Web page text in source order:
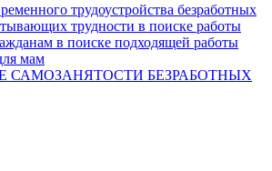
трудоустройства безработных
трудности в поиске работы
в поиске подходящей работы
мам
САМОЗАНЯТОСТИ БЕЗРАБОТНЫХ